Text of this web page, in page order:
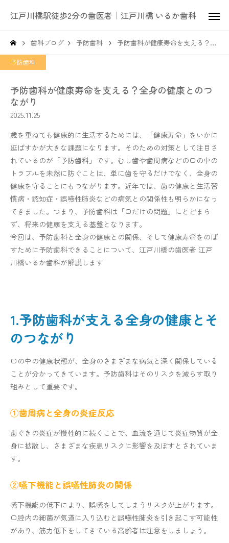
江戸川橋駅徒歩2分の歯医者｜江戸川橋 いるか歯科
歯科ブログ 予防歯科 予防歯科が健康寿命を支える？全身の健康とのつながり
予防歯科
予防歯科が健康寿命を支える？全身の健康とのつ
ながり
2025.11.25
歳を重ねても健康的に生活するためには、「健康寿命」をいかに
延ばすかが大きな課題になります。そのための対策として注目さ
れているのが「予防歯科」です。むし歯や歯周病などの口の中の
トラブルを未然に防ぐことは、単に歯を守るだけでなく、全身の
健康を守ることにもつながります。近年では、歯の健康と生活習
慣病・認知症・誤嚥性肺炎などの病気との関係性も明らかになっ
てきました。つまり、予防歯科は「口だけの問題」にとどまら
ず、将来の健康を支える基盤となります。
今回は、予防歯科と全身の健康との関係、そして健康寿命をのば
すために予防歯科できることについて、江戸川橋の歯医者 江戸
川橋いるか歯科が解説します
1.予防歯科が支える全身の健康とそ
のつながり
口の中の健康状態が、全身のさまざまな病気と深く関係している
ことが分かってきています。予防歯科はそのリスクを減らす取り
組みとして重要です。
①歯周病と全身の炎症反応
歯ぐきの炎症が慢性的に続くことで、血流を通じて炎症物質が全
身に拡散し、さまざまな疾患リスクに影響を及ぼすとされていま
す。
②嚥下機能と誤嚥性肺炎の関係
嚥下機能の低下により、誤嚥をしてしまうリスクが上がります。
口腔内の細菌が気道に入り込むと誤嚥性肺炎を引き起こす可能性
があり、筋力低下をしてきている高齢者は注意をしましょう。